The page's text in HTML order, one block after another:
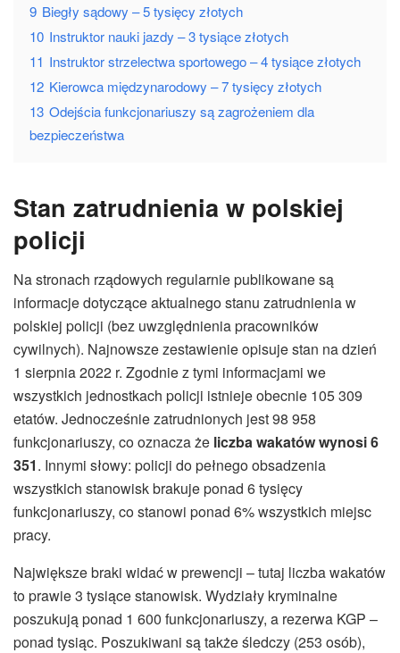
9 Biegły sądowy – 5 tysięcy złotych
10 Instruktor nauki jazdy – 3 tysiące złotych
11 Instruktor strzelectwa sportowego – 4 tysiące złotych
12 Kierowca międzynarodowy – 7 tysięcy złotych
13 Odejścia funkcjonariuszy są zagrożeniem dla
bezpieczeństwa
Stan zatrudnienia w polskiej
policji
Na stronach rządowych regularnie publikowane są
informacje dotyczące aktualnego stanu zatrudnienia w
polskiej policji (bez uwzględnienia pracowników
cywilnych). Najnowsze zestawienie opisuje stan na dzień
1 sierpnia 2022 r. Zgodnie z tymi informacjami we
wszystkich jednostkach policji istnieje obecnie 105 309
etatów. Jednocześnie zatrudnionych jest 98 958
funkcjonariuszy, co oznacza że liczba wakatów wynosi 6
351. Innymi słowy: policji do pełnego obsadzenia
wszystkich stanowisk brakuje ponad 6 tysięcy
funkcjonariuszy, co stanowi ponad 6% wszystkich miejsc
pracy.
Największe braki widać w prewencji – tutaj liczba wakatów
to prawie 3 tysiące stanowisk. Wydziały kryminalne
poszukują ponad 1 600 funkcjonariuszy, a rezerwa KGP –
ponad tysiąc. Poszukiwani są także śledczy (253 osób),